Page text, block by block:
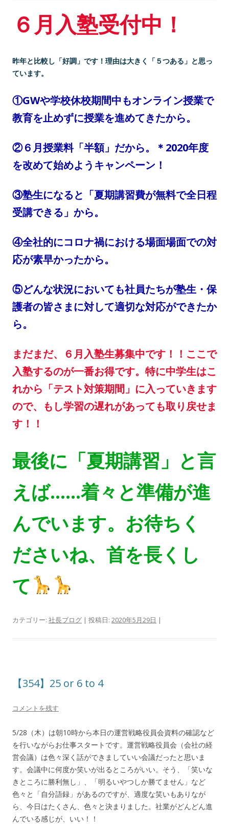
６月入塾受付中！
昨年と比較し「好調」です！理由は大きく「５つある」と思っ
ています。
①GWや学校休校期間中もオンライン授業で
教育を止めずに授業を進めてきたから。
②６月授業料「半額」だから。＊2020年度
を改めて始めようキャンペーン！
③塾生になると「夏期講習費が無料で全日程
受講できる」から。
④全社的にコロナ禍における場面場面での対
応が素早かったから。
⑤どんな状況においても社員たちが塾生・保
護者の皆さまに対して適切な対応ができたか
ら。
まだまだ、６月入塾生募集中です！！ここで
入塾するのが一番お得です。特に中学生はこ
れから「テスト対策期間」に入っていきます
ので、もし学習の遅れがあっても取り戻せま
す！！
最後に「夏期講習」と言
えば……着々と準備が進
んでいます。お待ちく
ださいね、首を長くし
て
カテゴリー: 社長ブログ | 投稿日: 2020年5月29日 |
【354】25 or 6 to 4
コメントを残す
5/28（木）は朝10時から本日の運営戦略役員会資料の確認など
を行いながらお仕事スタートです。運営戦略役員会（会社の経
営会議）は色々深く話ができましていい会議だったと思いま
す。会議中に何度か笑いが出るところがいい。そう、「笑いな
きところに勝利無し」、「明るいやつしか勝てません」など
色々と「自分語録」があるのですが、適度な笑いもありなが
ら、今日はたくさん、色々と決まりました。社業がどんどん進
んでいる感じが、いい！！